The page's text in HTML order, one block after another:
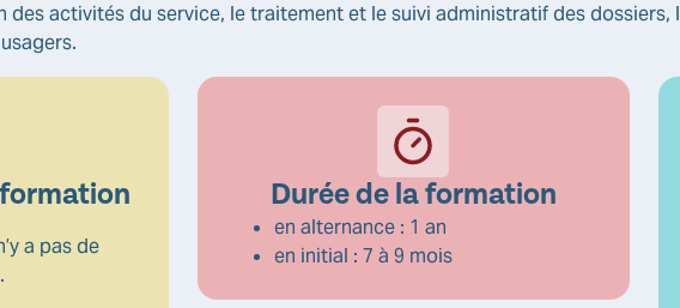
des activités du service, le traitement et le suivi administratif des
a pas de
Durée de la formation
en alternance : 1 an
en initial : 7 à 9 mois